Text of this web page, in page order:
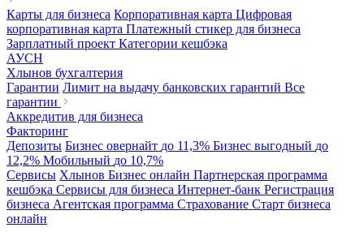
Карты для бизнеса Корпоративная карта Цифровая
корпоративная карта Платежный стикер для бизнеса
Зарплатный проект Категории кешбэка
АУСН
Хлынов бухгалтерия
Гарантии Лимит на выдачу банковских гарантий Все
гарантии
Аккредитив для бизнеса
Факторинг
Депозиты Бизнес овернайт до 11,3% Бизнес выгодный до
12,2% Мобильный до 10,7%
Сервисы Хлынов Бизнес онлайн Партнерская программа
кешбэка Сервисы для бизнеса Интернет-банк Регистрация
бизнеса Агентская программа Страхование Старт бизнеса
онлайн